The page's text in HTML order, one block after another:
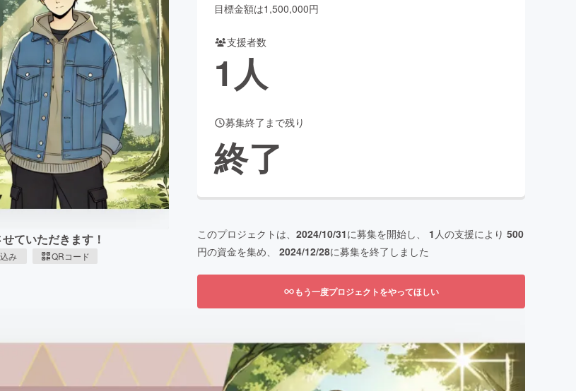
出版 アニメ・漫画
ビューティー・ヘルスケア
for Social Good CAMPFIRE Creation
ふるさと納税machi-yaコミュニティ
ていただきます！
み QRコード
目標金額は1,500,000円
支援者数
1人
募集終了まで残り
終了
このプロジェクトは、 2024/10/31に募集を開始し、 1 人の支援により 500
円の資金を集め、 2024/12/28に募集を終了しました
もう一度プロジェクトをやってほしい